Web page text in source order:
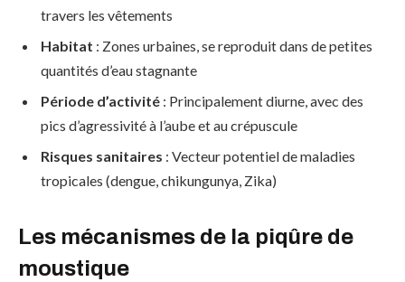
travers les vêtements
Habitat : Zones urbaines, se reproduit dans de petites
quantités d’eau stagnante
Période d’activité : Principalement diurne, avec des
pics d’agressivité à l’aube et au crépuscule
Risques sanitaires : Vecteur potentiel de maladies
tropicales (dengue, chikungunya, Zika)
Les mécanismes de la piqûre de
moustique